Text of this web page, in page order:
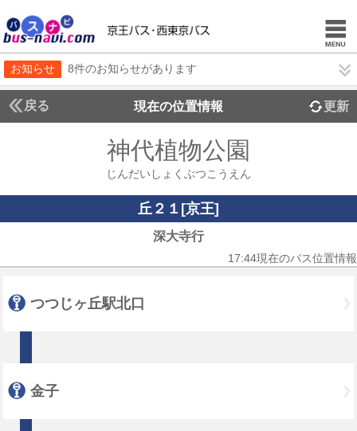
お知らせ 8件のお知らせがあります
戻る 現在の位置情報 更新
神代植物公園
じんだいしょくぶつこうえん
丘２１[京王]
深大寺行
17:44現在のバス位置情報
つつじヶ丘駅北口
金子